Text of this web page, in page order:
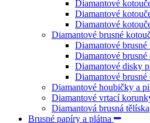
Diamantové
Diamantové
Diamantové
Diamantové brusné
Diamantové
Diamantové
Diamantové disky
Diamantové
Diamantové houbičky a
Diamantové vrtací
Diamantová brusná tělíska
Brusné papíry a plátna